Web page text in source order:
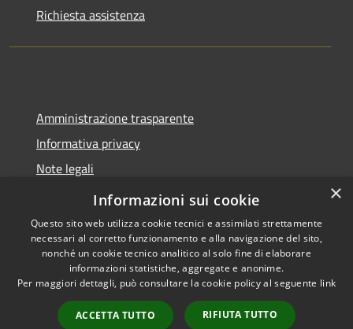
Richiesta assistenza
Amministrazione trasparente
Informativa privacy
Note legali
Dichiarazione di accessibilità
Accessibilità
Copyright © 2026 • Città di
Pomezia • Powered by
Municipium•
Accesso
×
Informazioni sui cookie
Questo sito web utilizza cookie tecnici e assimilati strettamente
necessari al corretto funzionamento e alla navigazione del sito,
nonché un cookie tecnico analitico al solo fine di elaborare
informazioni statistiche, aggregate e anonime.
Per maggiori dettagli, può consultare la cookie policy al seguente link
ACCETTA TUTTO RIFIUTA TUTTO